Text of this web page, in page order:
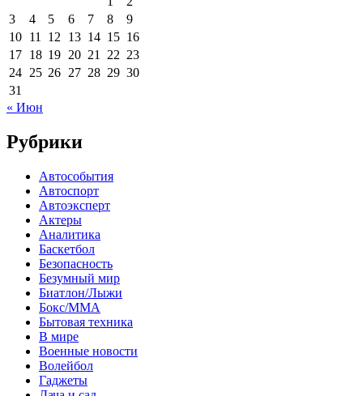
3
4 5 6 7 8
9
10 11 12 13 14 15 16
17 18 19 20 21 22 23
24 25 26 27 28 29 30
31
« Июн
Рубрики
Автособытия
Автоспорт
Автоэксперт
Актеры
Аналитика
Баскетбол
Безопасность
Безумный мир
Биатлон/Лыжи
Бокс/MMA
Бытовая техника
В мире
Военные новости
Волейбол
Гаджеты